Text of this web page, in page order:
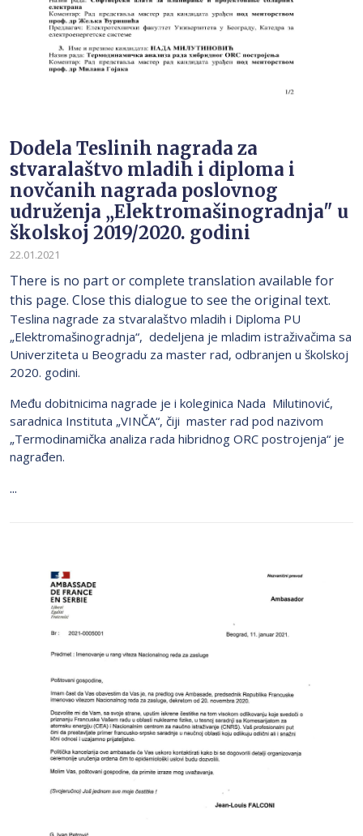
Dodela Teslinih nagrada za
stvaralaštvo mladih i diploma i
novčanih nagrada poslovnog
udruženja „Elektromašinogradnja" u
školskoj 2019/2020. godini
22.01.2021
There is no part or complete translation available for
this page. Close this dialogue to see the original text.
Teslina nagrade za stvaralaštvo mladih i Diploma PU
„Elektromašinogradnja“, dedeljena je mladim istraživačima sa
Univerziteta u Beogradu za master rad, odbranjen u školskoj
2020. godini.
Među dobitnicima nagrade je i koleginica Nada Milutinović,
saradnica Instituta „VINČA“, čiji master rad pod nazivom
„Termodinamička analiza rada hibridnog ORC postrojenja“ je
nagrađen.
...